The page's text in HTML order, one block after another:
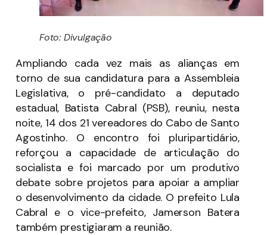
Foto: Divulgação
Ampliando cada vez mais as alianças em
torno de sua candidatura para a Assembleia
Legislativa, o pré-candidato a deputado
estadual, Batista Cabral (PSB), reuniu, nesta
noite, 14 dos 21 vereadores do Cabo de Santo
Agostinho. O encontro foi pluripartidário,
reforçou a capacidade de articulação do
socialista e foi marcado por um produtivo
debate sobre projetos para apoiar a ampliar
o desenvolvimento da cidade. O prefeito Lula
Cabral e o vice-prefeito, Jamerson Batera
também prestigiaram a reunião.